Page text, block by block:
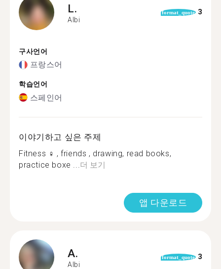
L.
Albi
format_quote 3
구사언어
프랑스어
학습언어
스페인어
이야기하고 싶은 주제
Fitness ️‍♀️ , friends , drawing, read books,
practice boxe ... 더 보기
앱 다운로드
A.
Albi
format_quote 3